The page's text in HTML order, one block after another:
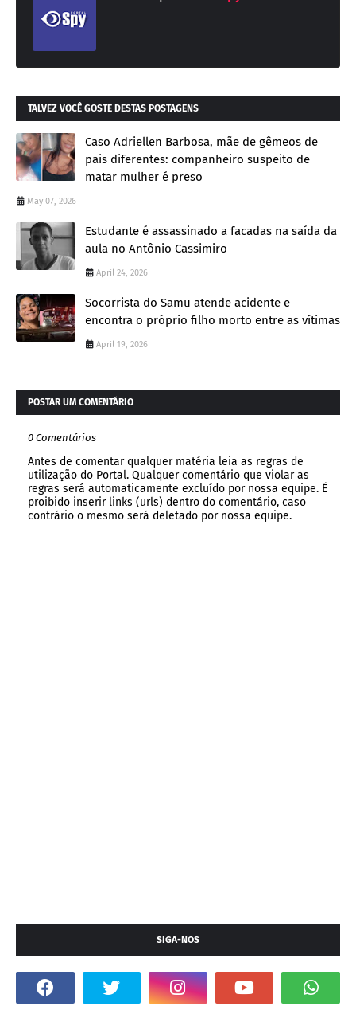
TALVEZ VOCÊ GOSTE DESTAS POSTAGENS
Caso Adriellen Barbosa, mãe de gêmeos de
pais diferentes: companheiro suspeito de
matar mulher é preso
May 07, 2026
Estudante é assassinado a facadas na saída da
aula no Antônio Cassimiro
April 24, 2026
Socorrista do Samu atende acidente e
encontra o próprio filho morto entre as vítimas
April 19, 2026
POSTAR UM COMENTÁRIO
0 Comentários
Antes de comentar qualquer matéria leia as regras de
utilização do Portal. Qualquer comentário que violar as
regras será automaticamente excluído por nossa equipe. É
proibido inserir links (urls) dentro do comentário, caso
contrário o mesmo será deletado por nossa equipe.
SIGA-NOS